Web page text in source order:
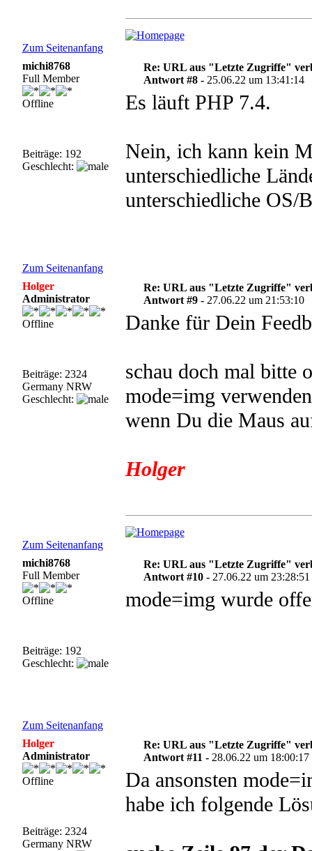
Zum Seitenanfang
michi8768
Full Member
Offline
Beiträge: 192
Geschlecht:
Re: URL aus "Letzte Zugriffe"
Antwort #8 - 25.06.22 um 13:41:14
Es läuft PHP 7.4.
Nein, ich kann kein
unterschiedliche
unterschiedliche OS/
Zum Seitenanfang
Holger
Administrator
Offline
Beiträge: 2324
Germany NRW
Geschlecht:
Re: URL aus "Letzte Zugriffe"
Antwort #9 - 27.06.22 um 21:53:10
Danke für Dein
schau doch mal bitte
mode=img
wenn Du die Maus
Holger
Zum Seitenanfang
michi8768
Full Member
Offline
Beiträge: 192
Geschlecht:
Re: URL aus "Letzte Zugriffe"
Antwort #10 - 27.06.22 um 23:28:51
mode=img wurde
Zum Seitenanfang
Holger
Administrator
Offline
Beiträge: 2324
Germany NRW
Re: URL aus "Letzte Zugriffe"
Antwort #11 - 28.06.22 um 18:00:17
Da ansonsten
habe ich folgende